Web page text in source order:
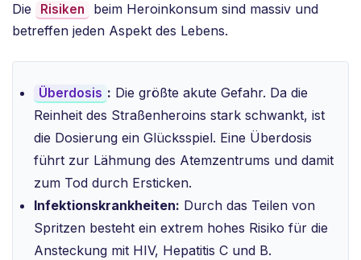
Die Risiken
beim Heroinkonsum sind massiv und
betreffen jeden Aspekt des Lebens.
Überdosis : Die größte akute Gefahr. Da die
Reinheit des Straßenheroins stark schwankt, ist
die Dosierung ein Glücksspiel. Eine Überdosis
führt zur Lähmung des Atemzentrums und damit
zum Tod durch Ersticken.
Infektionskrankheiten: Durch das Teilen von
Spritzen besteht ein extrem hohes Risiko für die
Ansteckung mit HIV, Hepatitis C und B.